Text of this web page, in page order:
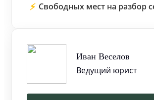
⚡ Свободных мест на разбор
Иван Веселов
Ведущий юрист